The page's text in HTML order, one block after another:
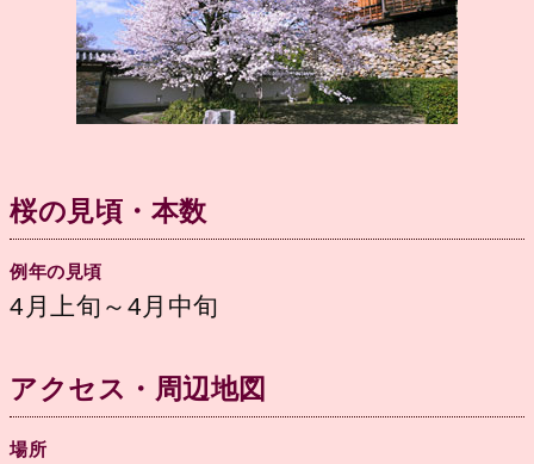
桜の見頃・本数
例年の見頃
4月上旬～4月中旬
アクセス・周辺地図
場所